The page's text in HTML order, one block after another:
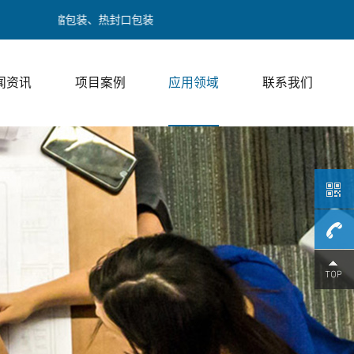
缩包装、热封口包装
资讯 项目案例 应用领域 联系我们
/ 邓经理